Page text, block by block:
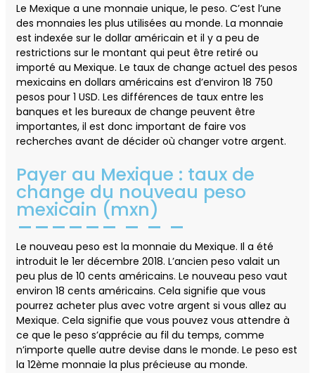
Le Mexique a une monnaie unique, le peso. C’est l’une
des monnaies les plus utilisées au monde. La monnaie
est indexée sur le dollar américain et il y a peu de
restrictions sur le montant qui peut être retiré ou
importé au Mexique. Le taux de change actuel des pesos
mexicains en dollars américains est d’environ 18 750
pesos pour 1 USD. Les différences de taux entre les
banques et les bureaux de change peuvent être
importantes, il est donc important de faire vos
recherches avant de décider où changer votre argent.
Payer au Mexique : taux de
change du nouveau peso
mexicain (mxn)
Le nouveau peso est la monnaie du Mexique. Il a été
introduit le 1er décembre 2018. L’ancien peso valait un
peu plus de 10 cents américains. Le nouveau peso vaut
environ 18 cents américains. Cela signifie que vous
pourrez acheter plus avec votre argent si vous allez au
Mexique. Cela signifie que vous pouvez vous attendre à
ce que le peso s’apprécie au fil du temps, comme
n’importe quelle autre devise dans le monde. Le peso est
la 12ème monnaie la plus précieuse au monde.